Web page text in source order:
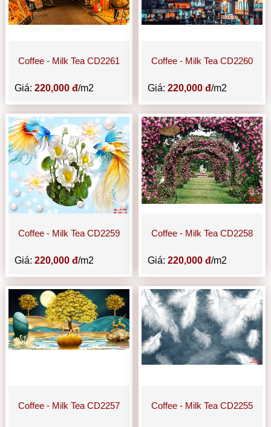
Coffee - Milk Tea CD2261
Giá:220,000 đ/m2
Coffee - Milk Tea CD2260
Giá: 220,000 đ/m2
Coffee - Milk Tea CD2259
Giá:220,000 đ/m2
Coffee - Milk Tea CD2258
Giá: 220,000 đ/m2
Coffee - Milk Tea CD2257 Coffee - Milk Tea CD2255